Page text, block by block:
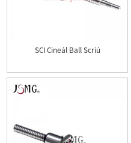
SCI Cineál Ball Scriú